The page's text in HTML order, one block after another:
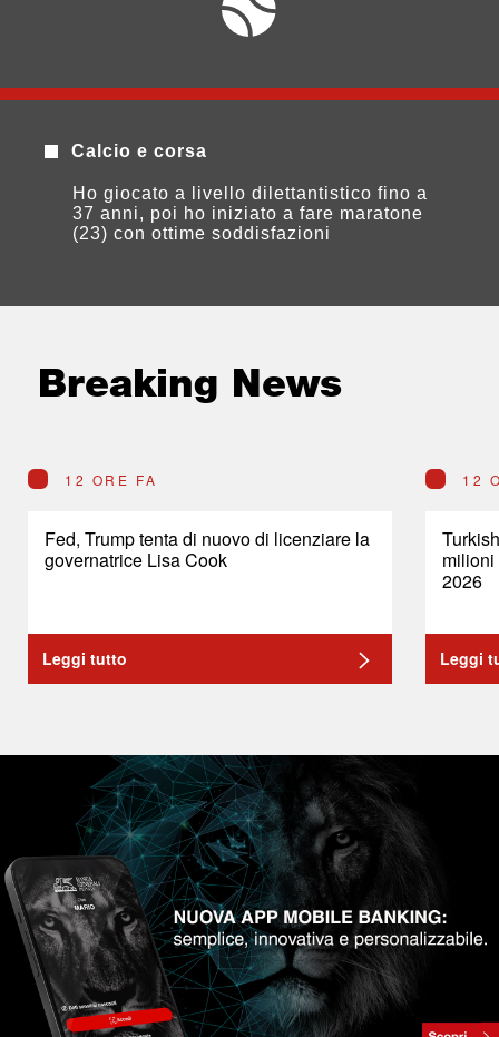
Calcio e corsa
Ho giocato a livello dilettantistico fino a
37 anni, poi ho iniziato a fare maratone
(23) con ottime soddisfazioni
Breaking News
12 ORE FA
Fed, Trump tenta di nuovo di licenziare la
governatrice Lisa Cook
Leggi tutto
12
2026
Leggi